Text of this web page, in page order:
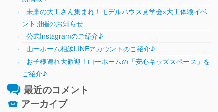
未来の大工さん集まれ！モデルハウス見学会×大工体験イベ
ント開催のお知らせ
公式Instagramのご紹介♪
山一ホーム相談LINEアカウントのご紹介♪
お子様連れ大歓迎！山一ホームの「安心キッズスペース」を
ご紹介♪
最近のコメント
アーカイブ